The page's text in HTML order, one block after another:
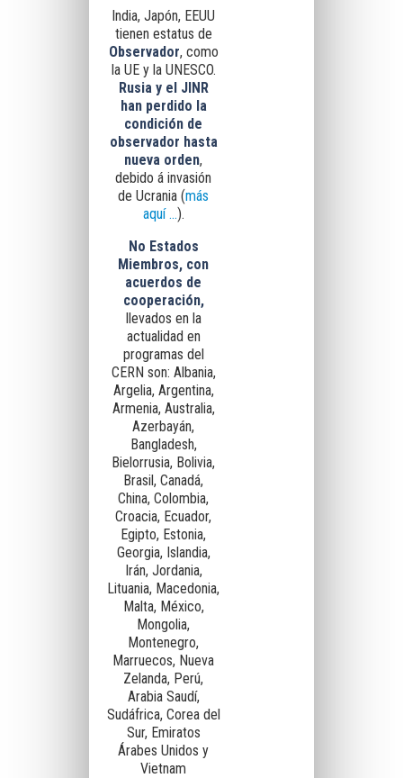
India, Japón, EEUU
tienen estatus de
Observador, como
la UE y la UNESCO.
Rusia y el JINR
han perdido la
condición de
observador hasta
nueva orden,
debido á invasión
de Ucrania (más
aquí ...).
No Estados
Miembros, con
acuerdos de
cooperación,
llevados en la
actualidad en
programas del
CERN son: Albania,
Argelia, Argentina,
Armenia, Australia,
Azerbayán,
Bangladesh,
Bielorrusia, Bolivia,
Brasil, Canadá,
China, Colombia,
Croacia, Ecuador,
Egipto, Estonia,
Georgia, Islandia,
Irán, Jordania,
Lituania, Macedonia,
Malta, México,
Mongolia,
Montenegro,
Marruecos, Nueva
Zelanda, Perú,
Arabia Saudí,
Sudáfrica, Corea del
Sur, Emiratos
Árabes Unidos y
Vietnam